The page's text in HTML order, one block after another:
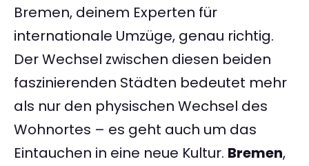
Bremen, deinem Experten für
internationale Umzüge, genau richtig.
Der Wechsel zwischen diesen beiden
faszinierenden Städten bedeutet mehr
als nur den physischen Wechsel des
Wohnortes – es geht auch um das
Eintauchen in eine neue Kultur. Bremen,